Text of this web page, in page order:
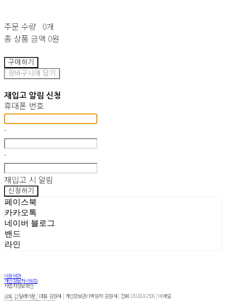
주문 수량 0개
총 상품 금액 0원
구매하기
장바구니에 담기
재입고 알림 신청
휴대폰 번호
-
-
재입고 시 알림
신청하기
페이스북
카카오톡
네이버 블로그
밴드
라인
이용약관
개인정보처리방침
사업자정보확인
상호: 진달래의꿈 | 대표: 김원혜 | 개인정보관리책임자: 김원혜 | 전화: 031-818-2506 | 이메일: